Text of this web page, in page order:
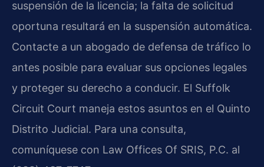
suspensión de la licencia; la falta de solicitud
oportuna resultará en la suspensión automática.
Contacte a un abogado de defensa de tráfico lo
antes posible para evaluar sus opciones legales
y proteger su derecho a conducir. El Suffolk
Circuit Court maneja estos asuntos en el Quinto
Distrito Judicial. Para una consulta,
comuníquese con Law Offices Of SRIS, P.C. al